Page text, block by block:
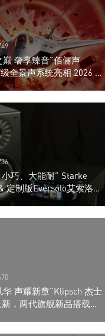
巅 奢享臻音”佰俪声
全景声系统亮相 2026 北
巧、大能耐” Starke
定制版Eversolo艾索洛
华 声耀新章“Klipsch 杰士
，两代旗舰新品搭载硬